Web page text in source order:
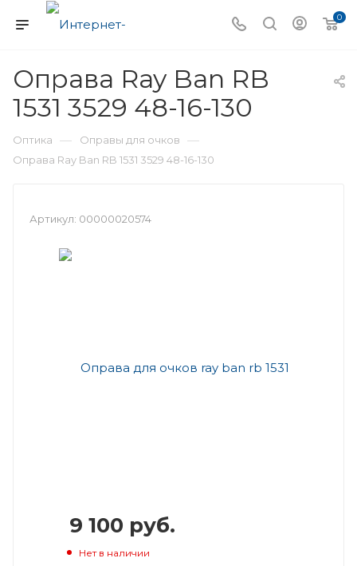
0
Оправа Ray Ban RB
1531 3529 48-16-130
Оптика — Оправы для очков —
Оправа Ray Ban RB 1531 3529 48-16-130
Артикул: 00000020574
9 100 руб.
Нет в наличии